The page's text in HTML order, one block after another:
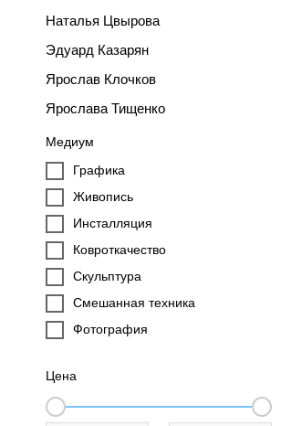
Наталья Цвырова
Эдуард Казарян
Ярослав Клочков
Ярослава Тищенко
Медиум
Графика
Живопись
Инсталляция
Ковроткачество
Скульптура
Смешанная техника
Фотография
Цена